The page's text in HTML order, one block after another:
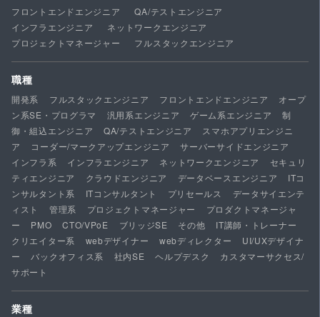
フロントエンドエンジニア
QA/テストエンジニア
インフラエンジニア
ネットワークエンジニア
プロジェクトマネージャー
フルスタックエンジニア
職種
開発系 フルスタックエンジニア フロントエンドエンジニア
オープ
ン系SE・プログラマ
汎用系エンジニア ゲーム系エンジニア
制
御・組込エンジニア
QA/テストエンジニア
スマホアプリエンジニ
ア
コーダー/マークアップエンジニア
サーバーサイドエンジニア
インフラ系
インフラエンジニア ネットワークエンジニア
セキュリ
ティエンジニア
クラウドエンジニア データベースエンジニア
ITコ
ンサルタント系
ITコンサルタント プリセールス
データサイエンテ
ィスト
管理系 プロジェクトマネージャー
プロダクトマネージャ
ー
PMO CTO/VPoE ブリッジSE その他
IT講師・トレーナー
クリエイター系
webデザイナー webディレクター
UI/UXデザイナ
ー
バックオフィス系 社内SE ヘルプデスク
カスタマーサクセス/
サポート
業種